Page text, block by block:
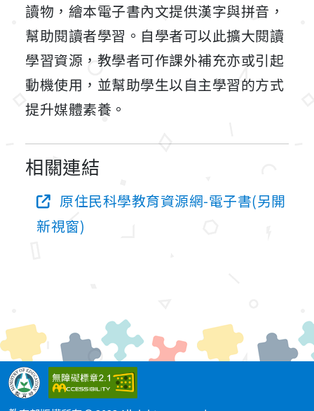
讀物，繪本電子書內文提供漢字與拼音，
幫助閱讀者學習。自學者可以此擴大閱讀
學習資源，教學者可作課外補充亦或引起
動機使用，並幫助學生以自主學習的方式
提升媒體素養。
相關連結
原住民科學教育資源網-電子書(另開
新視窗)